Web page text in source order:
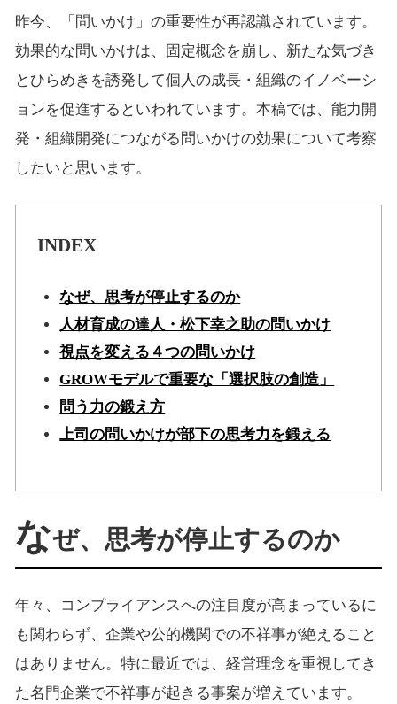
昨今、「問いかけ」の重要性が再認識されています。
効果的な問いかけは、固定概念を崩し、新たな気づき
とひらめきを誘発して個人の成長・組織のイノベーシ
ョンを促進するといわれています。本稿では、能力開
発・組織開発につながる問いかけの効果について考察
したいと思います。
INDEX
なぜ、思考が停止するのか
人材育成の達人・松下幸之助の問いかけ
視点を変える４つの問いかけ
GROWモデルで重要な「選択肢の創造」
問う力の鍛え方
上司の問いかけが部下の思考力を鍛える
なぜ、思考が停止するのか
年々、コンプライアンスへの注目度が高まっているに
も関わらず、企業や公的機関での不祥事が絶えること
はありません。特に最近では、経営理念を重視してき
た名門企業で不祥事が起きる事案が増えています。